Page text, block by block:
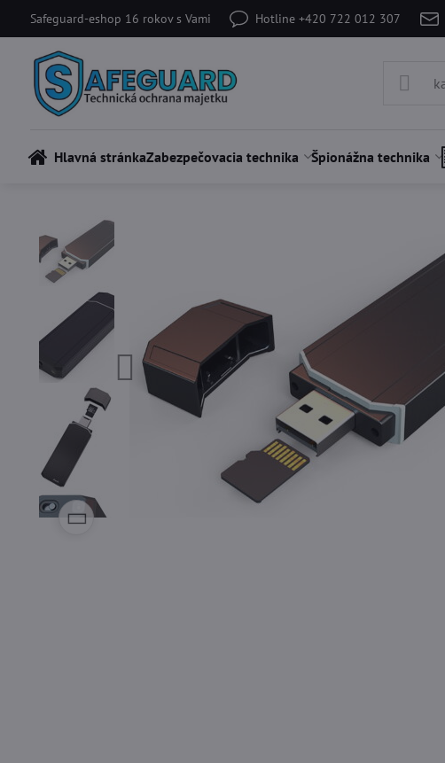
Safeguard-eshop 16 rokov s Vami Hotline +420 722 012 307
Hlavná stránkaZabezpečovacia technika Špionážna technika